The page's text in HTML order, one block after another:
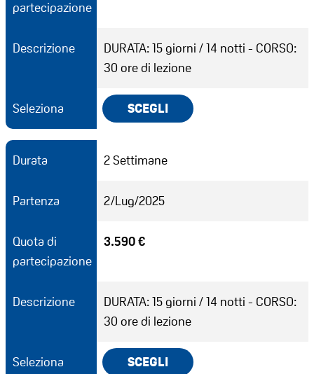
partecipazione
Descrizione
DURATA: 15 giorni / 14 notti - CORSO:
30 ore di lezione
Seleziona SCEGLI
Durata 2 Settimane
Partenza 2/Lug/2025
Quota di
partecipazione
3.590 €
Descrizione
DURATA: 15 giorni / 14 notti - CORSO:
30 ore di lezione
Seleziona SCEGLI